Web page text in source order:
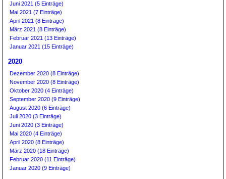
Juni 2021 (5 Einträge)
Mai 2021 (7 Einträge)
April 2021 (8 Einträge)
März 2021 (8 Einträge)
Februar 2021 (13 Einträge)
Januar 2021 (15 Einträge)
2020
Dezember 2020 (8 Einträge)
November 2020 (8 Einträge)
Oktober 2020 (4 Einträge)
September 2020 (9 Einträge)
August 2020 (6 Einträge)
Juli 2020 (3 Einträge)
Juni 2020 (3 Einträge)
Mai 2020 (4 Einträge)
April 2020 (8 Einträge)
März 2020 (18 Einträge)
Februar 2020 (11 Einträge)
Januar 2020 (9 Einträge)